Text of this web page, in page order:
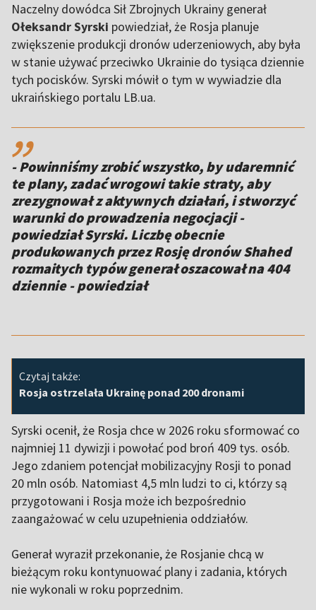
Naczelny dowódca Sił Zbrojnych Ukrainy generał
Ołeksandr Syrski powiedział, że Rosja planuje
zwiększenie produkcji dronów uderzeniowych, aby była
w stanie używać przeciwko Ukrainie do tysiąca dziennie
tych pocisków. Syrski mówił o tym w wywiadzie dla
ukraińskiego portalu LB.ua.
,,
- Powinniśmy zrobić wszystko, by udaremnić
te plany, zadać wrogowi takie straty, aby
zrezygnował z aktywnych działań, i stworzyć
warunki do prowadzenia negocjacji -
powiedział Syrski. Liczbę obecnie
produkowanych przez Rosję dronów Shahed
rozmaitych typów generał oszacował na 404
dziennie - powiedział
Czytaj także:
Rosja ostrzelała Ukrainę ponad 200 dronami
Syrski ocenił, że Rosja chce w 2026 roku sformować co
najmniej 11 dywizji i powołać pod broń 409 tys. osób.
Jego zdaniem potencjał mobilizacyjny Rosji to ponad
20 mln osób. Natomiast 4,5 mln ludzi to ci, którzy są
przygotowani i Rosja może ich bezpośrednio
zaangażować w celu uzupełnienia oddziałów.
Generał wyraził przekonanie, że Rosjanie chcą w
bieżącym roku kontynuować plany i zadania, których
nie wykonali w roku poprzednim.